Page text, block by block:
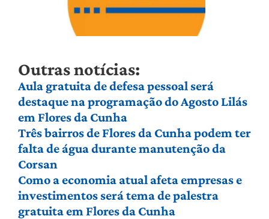
Outras notícias:
Aula gratuita de defesa pessoal será
destaque na programação do Agosto Lilás
em Flores da Cunha
Três bairros de Flores da Cunha podem ter
falta de água durante manutenção da
Corsan
Como a economia atual afeta empresas e
investimentos será tema de palestra
gratuita em Flores da Cunha